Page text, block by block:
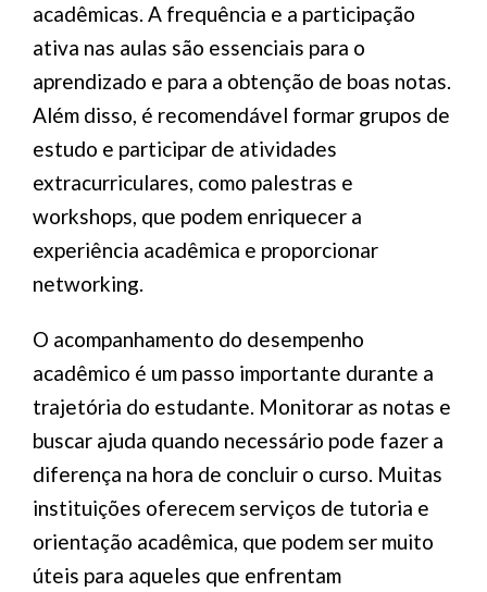
acadêmicas. A frequência e a participação
ativa nas aulas são essenciais para o
aprendizado e para a obtenção de boas notas.
Além disso, é recomendável formar grupos de
estudo e participar de atividades
extracurriculares, como palestras e
workshops, que podem enriquecer a
experiência acadêmica e proporcionar
networking.
O acompanhamento do desempenho
acadêmico é um passo importante durante a
trajetória do estudante. Monitorar as notas e
buscar ajuda quando necessário pode fazer a
diferença na hora de concluir o curso. Muitas
instituições oferecem serviços de tutoria e
orientação acadêmica, que podem ser muito
úteis para aqueles que enfrentam